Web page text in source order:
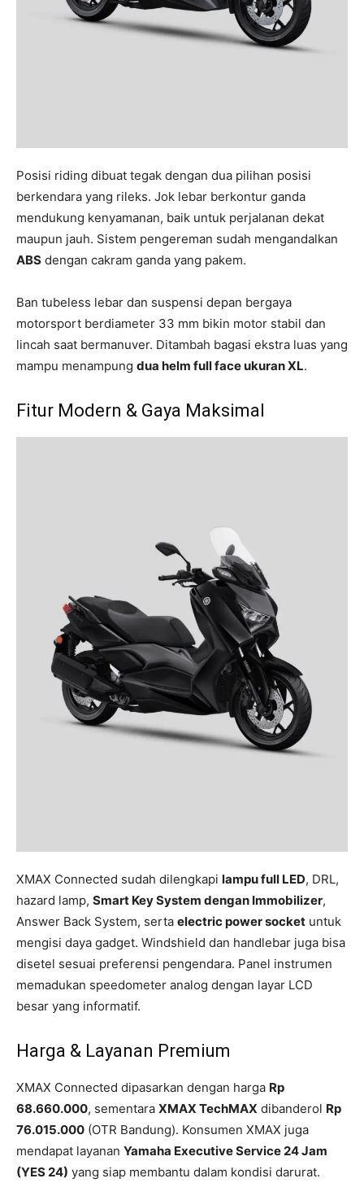
Posisi riding dibuat tegak dengan dua pilihan posisi
berkendara yang rileks. Jok lebar berkontur ganda
mendukung kenyamanan, baik untuk perjalanan dekat
maupun jauh. Sistem pengereman sudah mengandalkan
ABS dengan cakram ganda yang pakem.
Ban tubeless lebar dan suspensi depan bergaya
motorsport berdiameter 33 mm bikin motor stabil dan
lincah saat bermanuver. Ditambah bagasi ekstra luas yang
mampu menampung dua helm full face ukuran XL.
Fitur Modern & Gaya Maksimal
XMAX Connected sudah dilengkapi lampu full LED, DRL,
hazard lamp, Smart Key System dengan Immobilizer,
Answer Back System, serta electric power socket untuk
mengisi daya gadget. Windshield dan handlebar juga bisa
disetel sesuai preferensi pengendara. Panel instrumen
memadukan speedometer analog dengan layar LCD
besar yang informatif.
Harga & Layanan Premium
XMAX Connected dipasarkan dengan harga Rp
68.660.000, sementara XMAX TechMAX dibanderol Rp
76.015.000 (OTR Bandung). Konsumen XMAX juga
mendapat layanan Yamaha Executive Service 24 Jam
(YES 24) yang siap membantu dalam kondisi darurat.